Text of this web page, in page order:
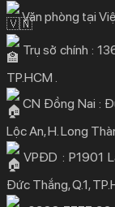
Văn phòng tại
Trụ sở chính :
TP.HCM .
CN Đồng Nai :
Lộc An, H. Long
VPĐD : P1901
Đức Thắng, Q.1,